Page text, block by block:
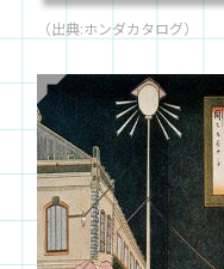
（出典:ホンダカタログ）